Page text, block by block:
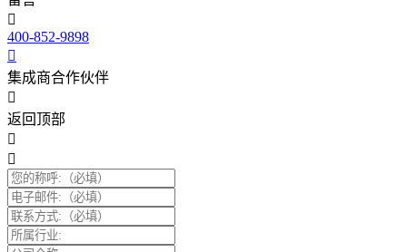
400-852-9898
集成商合作伙伴
返回顶部